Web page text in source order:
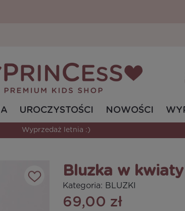
UROCZYSTOŚCI NOWOŚCI
modele w świetnych cenach.
Bluzka w
Kategoria: BLUZKI
69,00 zł